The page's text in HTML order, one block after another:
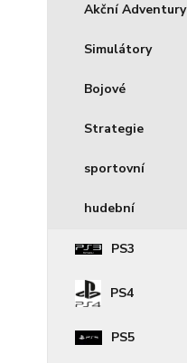
Akční Adventury
Simulátory
Bojové
Strategie
sportovní
hudební
PS3
PS4
PS5